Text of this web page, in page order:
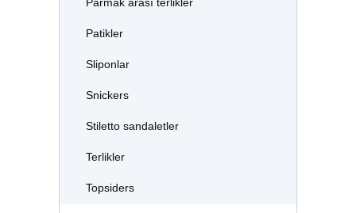
Parmak arası terlikler
Patikler
Sliponlar
Snickers
Stiletto sandaletler
Terlikler
Topsiders